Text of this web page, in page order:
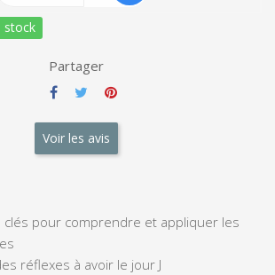
stock
Partager
Voir les avis
pour comprendre et appliquer les
réflexes à avoir le jour J